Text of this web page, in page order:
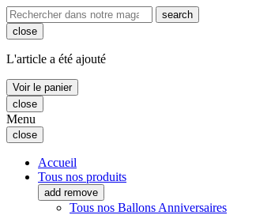
search
close
L'article a été ajouté
Voir le panier
close
Menu
close
Accueil
Tous nos produits
add remove
Tous nos Ballons Anniversaires